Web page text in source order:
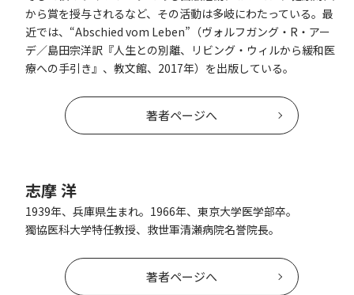
から賞を授与されるなど、その活動は多岐にわたっている。最
近では、“Abschied vom Leben”（ヴォルフガング・R・アー
デ／島田宗洋訳『人生との別離、リビング・ウィルから緩和医
療への手引き』、教文館、2017年）を出版している。
著者ページへ
志摩 洋
1939年、兵庫県生まれ。1966年、東京大学医学部卒。
獨協医科大学特任教授、救世軍清瀬病院名誉院長。
著者ページへ